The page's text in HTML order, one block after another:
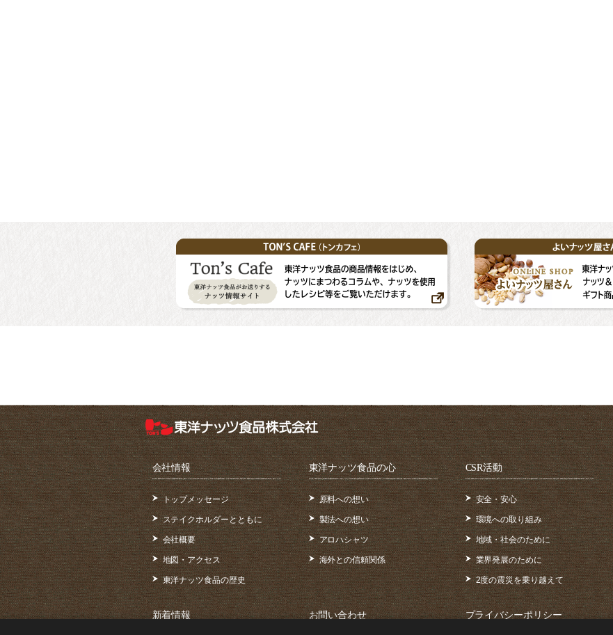
会社情報
トップメッセージ
ステイクホルダーとともに
会社概要
地図・アクセス
東洋ナッツ食品の歴史
東洋ナッツ食品の心
原料への想い
製法への想い
アロハシャツ
海外との信頼関係
CSR活動
安全・安心
環境への取り組み
地域・社会のために
業界発展のために
2度の震災を乗り越えて
新着情報 お問い合わせ プライバシーポリシー